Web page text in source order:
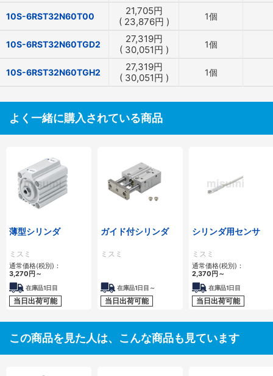
10S-6RST32N60T00 21,705円
( 23,876円 ) 1個
10S-6RST32N60TGD2 27,319円
( 30,051円 ) 1個
10S-6RST32N60TGH2 27,319円
( 30,051円 ) 1個
よく一緒に購入されている商品
薄型シリンダ
ミスミ
通常価格(税別)：
3,270 円 ～
在庫品1日目
当日出荷可能
ガイド付シリンダ
ミスミ
在庫品1日目～
当日出荷可能
シリンダ用センサ
ミスミ
通常価格(税別)：
2,370 円 ～
在庫品1日目
当日出荷可能
この商品を見た人は、こんな商品も見ています